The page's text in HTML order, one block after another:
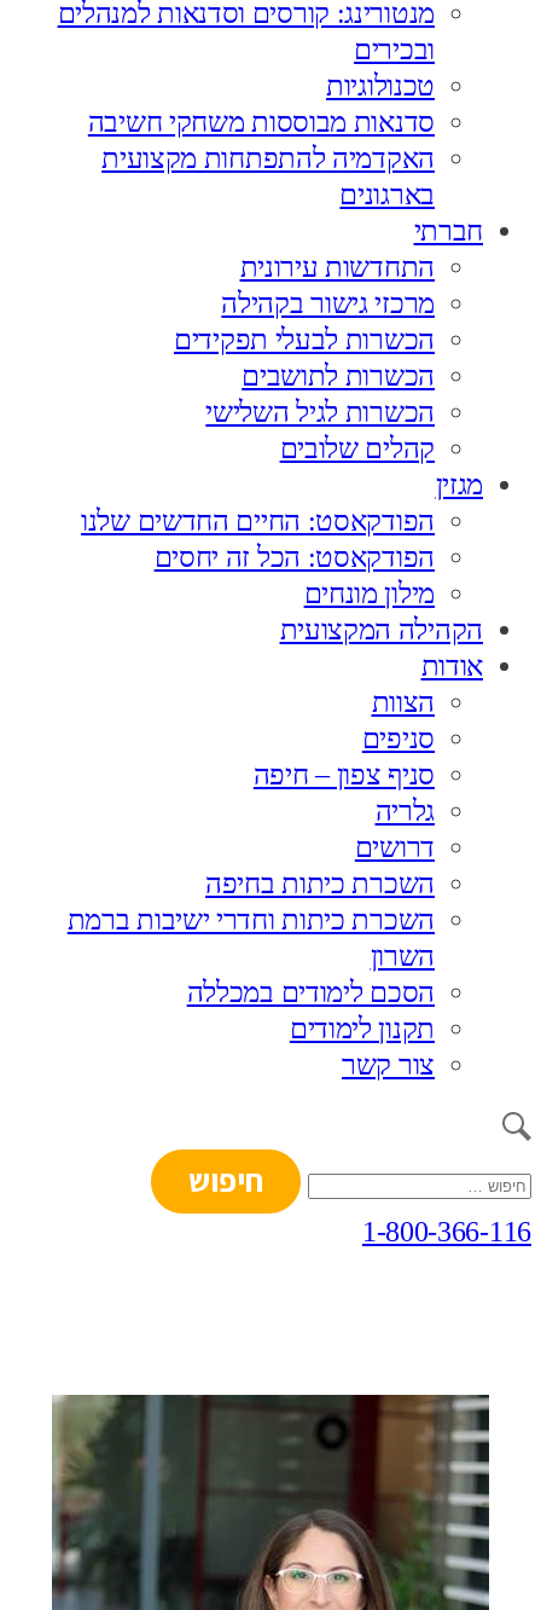
מנטורינג: קורסים וסדנאות למנהלים
ובכירים
טכנולוגיות
סדנאות מבוססות משחקי חשיבה
האקדמיה להתפתחות מקצועית
בארגונים
חברתי
התחדשות עירונית
מרכזי גישור בקהילה
הכשרות לבעלי תפקידים
הכשרות לתושבים
הכשרות לגיל השלישי
קהלים שלובים
מגזין
הפודקאסט: החיים החדשים שלנו
הפודקאסט: הכל זה יחסים
מילון מונחים
הקהילה המקצועית
אודות
הצוות
סניפים
סניף צפון – חיפה
גלריה
דרושים
השכרת כיתות בחיפה
השכרת כיתות וחדרי ישיבות ברמת
השרון
הסכם לימודים במכללה
תקנון לימודים
צור קשר
חיפוש:
1-800-366-116